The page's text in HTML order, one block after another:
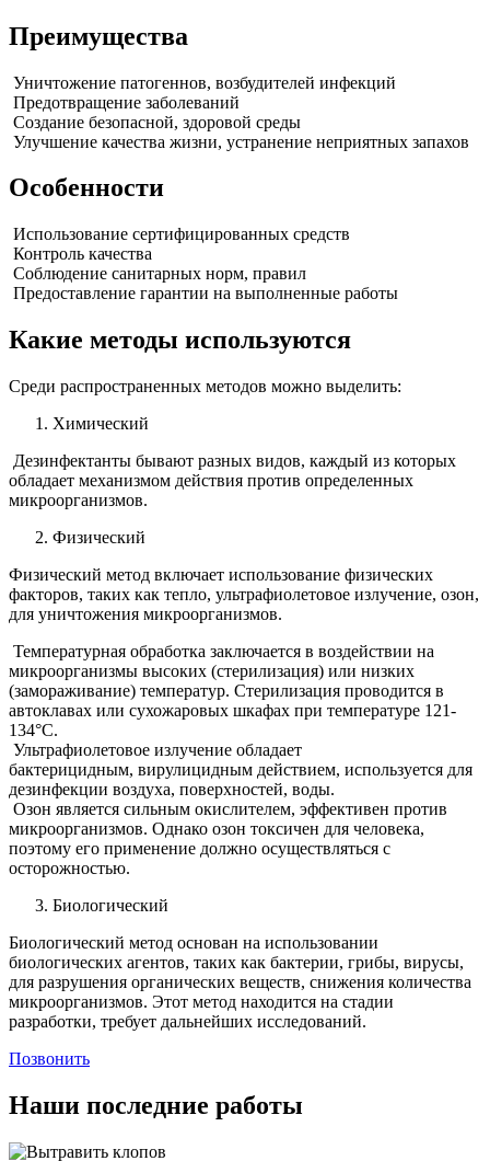
Преимущества
Уничтожение патогеннов, возбудителей инфекций
Предотвращение заболеваний
Создание безопасной, здоровой среды
Улучшение качества жизни, устранение неприятных запахов
Особенности
Использование сертифицированных средств
Контроль качества
Соблюдение санитарных норм, правил
Предоставление гарантии на выполненные работы
Какие методы используются
Среди распространенных методов можно выделить:
Химический
Дезинфектанты бывают разных видов, каждый из которых
обладает механизмом действия против определенных
микроорганизмов.
Физический
Физический метод включает использование физических
факторов, таких как тепло, ультрафиолетовое излучение, озон,
для уничтожения микроорганизмов.
Температурная обработка заключается в воздействии на
микроорганизмы высоких (стерилизация) или низких
(замораживание) температур. Стерилизация проводится в
автоклавах или сухожаровых шкафах при температуре 121-
134°C.
Ультрафиолетовое излучение обладает
бактерицидным, вирулицидным действием, используется для
дезинфекции воздуха, поверхностей, воды.
Озон является сильным окислителем, эффективен против
микроорганизмов. Однако озон токсичен для человека,
поэтому его применение должно осуществляться с
осторожностью.
Биологический
Биологический метод основан на использовании
биологических агентов, таких как бактерии, грибы, вирусы,
для разрушения органических веществ, снижения количества
микроорганизмов. Этот метод находится на стадии
разработки, требует дальнейших исследований.
Позвонить
Наши последние работы